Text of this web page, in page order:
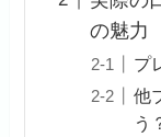
の魅力
プ
他
う